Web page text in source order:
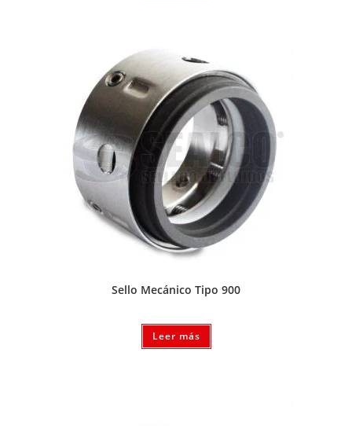
Sello Mecánico Tipo 900
Leer más